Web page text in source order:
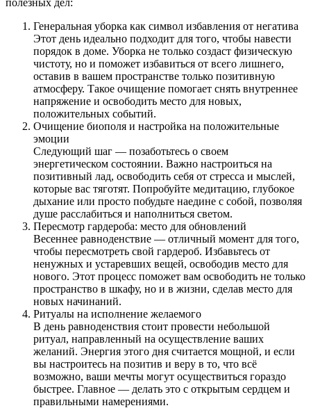
Генеральная уборка как символ избавления от негатива
Этот день идеально подходит для того, чтобы навести
порядок в доме. Уборка не только создаст физическую
чистоту, но и поможет избавиться от всего лишнего,
оставив в вашем пространстве только позитивную
атмосферу. Такое очищение помогает снять внутреннее
напряжение и освободить место для новых,
положительных событий.
Очищение биополя и настройка на положительные
эмоции
Следующий шаг — позаботьтесь о своем
энергетическом состоянии. Важно настроиться на
позитивный лад, освободить себя от стресса и мыслей,
которые вас тяготят. Попробуйте медитацию, глубокое
дыхание или просто побудьте наедине с собой, позволяя
душе расслабиться и наполниться светом.
Пересмотр гардероба: место для обновлений
Весеннее равноденствие — отличный момент для того,
чтобы пересмотреть свой гардероб. Избавьтесь от
ненужных и устаревших вещей, освободив место для
нового. Этот процесс поможет вам освободить не только
пространство в шкафу, но и в жизни, сделав место для
новых начинаний.
Ритуалы на исполнение желаемого
В день равноденствия стоит провести небольшой
ритуал, направленный на осуществление ваших
желаний. Энергия этого дня считается мощной, и если
вы настроитесь на позитив и веру в то, что всё
возможно, ваши мечты могут осуществиться гораздо
быстрее. Главное — делать это с открытым сердцем и
правильными намерениями.